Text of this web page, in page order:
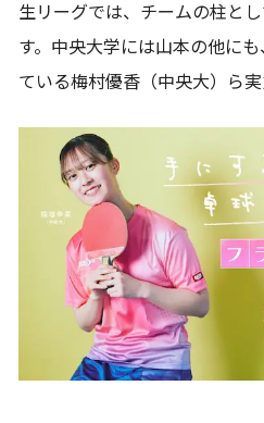
生リーグでは、チームの柱と
す。中央大学には山本の他に
ている梅村優香（中央大）ら実